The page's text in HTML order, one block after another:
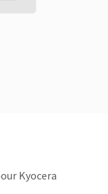
Kyocera